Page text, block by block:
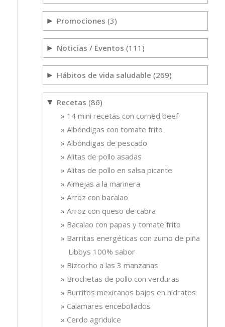
► Promociones (3)
► Noticias / Eventos (111)
► Hábitos de vida saludable (269)
▼ Recetas (86)
14 mini recetas con corned beef
Albóndigas con tomate frito
Albóndigas de pescado
Alitas de pollo asadas
Alitas de pollo en salsa picante
Almejas a la marinera
Arroz con bacalao
Arroz con queso de cabra
Bacalao con papas y tomate frito
Barritas energéticas con zumo de piña
Libbys 100% sabor
Bizcocho a las 3 manzanas
Brochetas de pollo con verduras
Burritos mexicanos bajos en hidratos
Calamares encebollados
Cerdo agridulce